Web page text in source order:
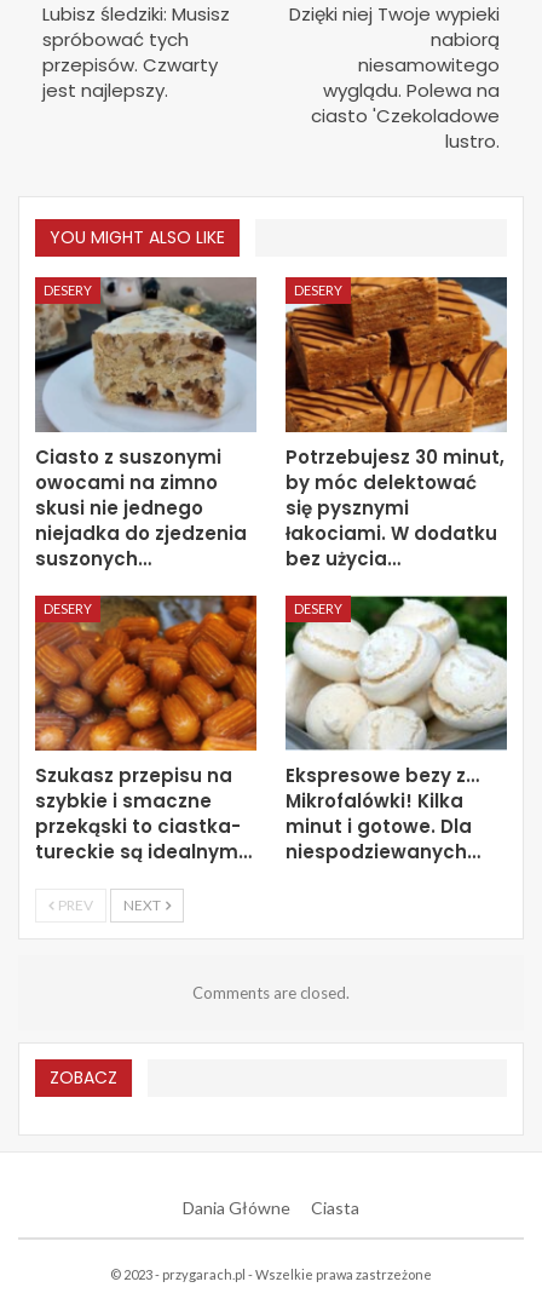
Lubisz śledziki: Musisz
spróbować tych
przepisów. Czwarty
jest najlepszy.
Dzięki niej Twoje wypieki
nabiorą
niesamowitego
wyglądu. Polewa na
ciasto 'Czekoladowe
lustro.
YOU MIGHT ALSO LIKE
DESERY
Ciasto z suszonymi
owocami na zimno
skusi nie jednego
niejadka do zjedzenia
suszonych…
DESERY
Potrzebujesz 30 minut,
by móc delektować
się pysznymi
łakociami. W dodatku
bez użycia…
DESERY
Szukasz przepisu na
szybkie i smaczne
przekąski to ciastka-
tureckie są idealnym…
DESERY
Ekspresowe bezy z…
Mikrofalówki! Kilka
minut i gotowe. Dla
niespodziewanych…
PREV NEXT
Comments are closed.
ZOBACZ
Dania Główne Ciasta
© 2023 - przygarach.pl - Wszelkie prawa zastrzeżone